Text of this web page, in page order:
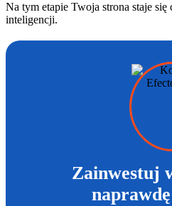
Na tym etapie Twoja strona staje się
inteligencji.
Zainwestuj